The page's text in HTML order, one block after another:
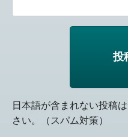
日本語が含まれない投稿
さい。（スパム対策）